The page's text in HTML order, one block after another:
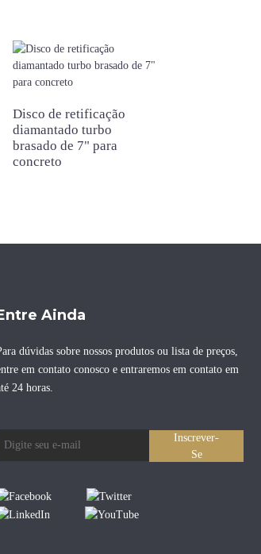
Disco de retificação
diamantado turbo
brasado de 7" para
concreto
Ainda
dúvidas sobre nossos produtos ou lista de preços,
em contato conosco e entraremos em contato em
24 horas.
Inscrever-
Se